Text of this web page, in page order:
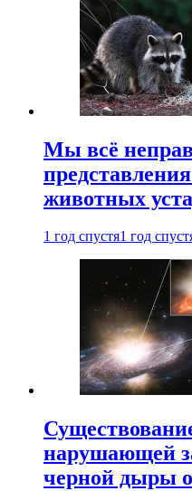
Мы всё
животных
1 год спустя1 год
нарушающей
черной дыры